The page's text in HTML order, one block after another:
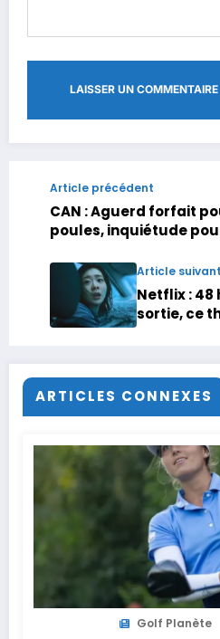
Article précédent
CAN : Aguerd forfait
poules, inquiétude
Maroc ?
Article suivant
Netflix : 48
sortie, ce
du top
ARTICLES CONNEXES
Golf Planète